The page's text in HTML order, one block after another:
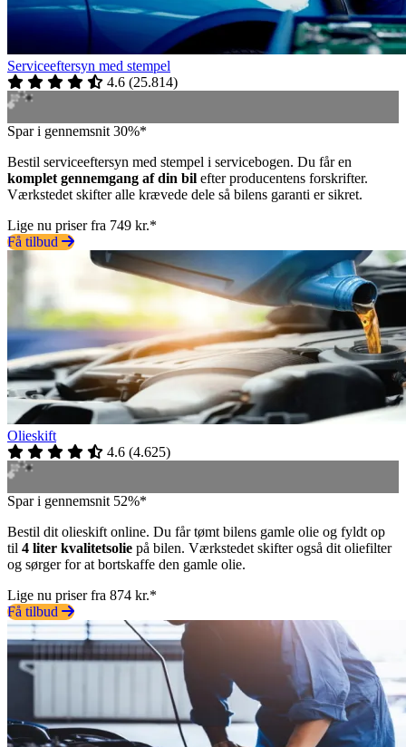
Serviceeftersyn med stempel
4.6 (25.814)
Spar i gennemsnit 30%*
Bestil serviceeftersyn med stempel i servicebogen. Du får en
komplet gennemgang af din bil efter producentens forskrifter.
Værkstedet skifter alle krævede dele så bilens garanti er sikret.
Lige nu priser fra 749 kr.*
Få tilbud
Olieskift
4.6 (4.625)
Spar i gennemsnit 52%*
Bestil dit olieskift online. Du får tømt bilens gamle olie og fyldt op
til 4 liter kvalitetsolie på bilen. Værkstedet skifter også dit oliefilter
og sørger for at bortskaffe den gamle olie.
Lige nu priser fra 874 kr.*
Få tilbud